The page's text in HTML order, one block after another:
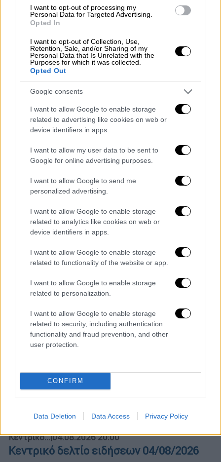
I want to opt-out of processing my
Personal Data for Targeted Advertising.
Opted In
I want to opt-out of Collection, Use,
Retention, Sale, and/or Sharing of my
Personal Data that Is Unrelated with the
Purposes for which it was collected.
Opted Out
Google consents
I want to allow Google to enable storage
related to advertising like cookies on web or
device identifiers in apps.
I want to allow my user data to be sent to
Google for online advertising purposes.
I want to allow Google to send me
personalized advertising.
I want to allow Google to enable storage
related to analytics like cookies on web or
device identifiers in apps.
I want to allow Google to enable storage
related to functionality of the website or app.
I want to allow Google to enable storage
related to personalization.
I want to allow Google to enable storage
related to security, including authentication
functionality and fraud prevention, and other
user protection.
CONFIRM
Data Deletion Data Access Privacy Policy
διαζύγιο
διατροφή
Γιώργος Λιάγκας
POPULAR VIDEOS
Κεντρικό...|05.08.2026 19:49
Ώρα Ελλάδος...|05.08.2026 13:36
Ώρα Ελλάδος 05/08/2026
Ώρα Ελλάδος...|04.08.2026 11:07
Ώρα Ελλάδος 04/08/2026
Κεντρικό...|04.08.2026 20:00
Κεντρικό δελτίο ειδήσεων 04/08/2026